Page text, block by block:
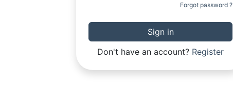
Forgot password ?
Sign in
Don't have an account? Register